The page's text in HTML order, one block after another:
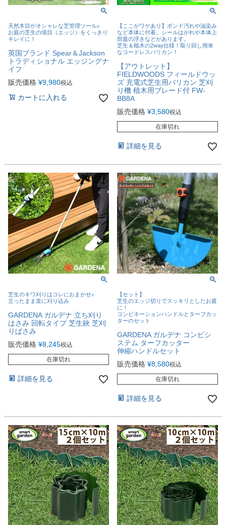
天然木目がオシャレな芝管理ツール♪
お庭の芝生の境目（エッジ）をくっきり
キレイに！
英国ブランド Spear＆Jackson
トラディショナル エッジングナ
イフ
販売価格 ¥9,980税込
カートに入れる
【ここがワケあり】ボンド汚れや油染み
など本体に付着。シールはがれや本体上
部蓋の浮きなどがあります。
芝生＆植木の2way仕様！取り回し簡単
なコードレスバリカン！
【アウトレット】
FIELDWOODS フィールドウッ
ズ 充電式芝生用バリカン 芝刈
り機 植木用ブレード付 FW-
BB8A
販売価格 ¥3,580税込
在庫切れ
詳細を見る
芝生のキワ刈りはコレにおまかせ♪
立ったまま楽に刈り込み
GARDENA ガルデナ 立ち刈り
はさみ 回転タイプ 芝生鋏 芝刈
りばさみ
販売価格 ¥8,245税込
在庫切れ
詳細を見る
【セット】
芝生のエッジ切りでスッキリとしたお庭
に！
コンビネーションハンドルとターフカッ
ターのセット
GARDENA ガルデナ コンビシ
ステム ターフカッター
伸縮ハンドルセット
販売価格 ¥8,580税込
在庫切れ
詳細を見る